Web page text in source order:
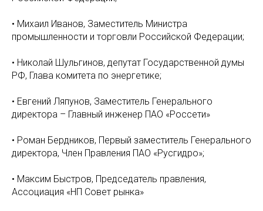
• Михаил Иванов, Заместитель Министра
промышленности и торговли Российской Федерации;
• Николай Шульгинов, депутат Государственной думы
РФ, Глава комитета по энергетике;
• Евгений Ляпунов, Заместитель Генерального
директора – Главный инженер ПАО «Россети»
• Роман Бердников, Первый заместитель Генерального
директора, Член Правления ПАО «Русгидро»;
• Максим Быстров, Председатель правления,
Ассоциация «НП Совет рынка»